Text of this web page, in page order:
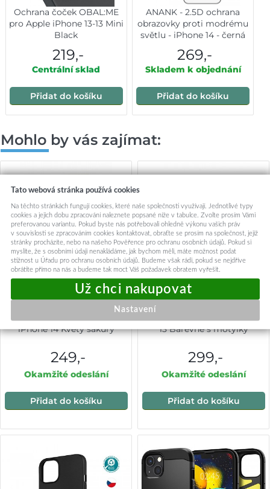
Ochrana čoček OBAL:ME
pro Apple iPhone 13-13 Mini
Black
219,-
Centrální sklad
Přidat do košíku
ANANK - 2.5D ochrana
obrazovky proti modrému
světlu - iPhone 14 - černá
269,-
Skladem k objednání
Přidat do košíku
Mohlo by vás zajímat:
iPhone 14 Květy sakury
249,-
Okamžité odeslání
Přidat do košíku
13 Barevné s motýlky
299,-
Okamžité odeslání
Přidat do košíku
Tato webová stránka používá cookies
Na těchto stránkách fungují cookies, které naše společnosti využívají. Jednotlivé typy
cookies a jejich dobu zpracování naleznete popsané níže v tabulce. Zvolte prosím Vámi
preferovanou variantu. Pokud byste nás potřebovali ohledně výkonu vašich práv
v souvislosti se zpracováním cookies kontaktovat, obraťte se prosím na společnost, jejíž
stránky procházíte, nebo na našeho Pověřence pro ochranu osobních údajů. Pokud si
myslíte, že s osobními údaji nenakládáme, jak bychom měli, máte možnost podat
stížnost u Úřadu pro ochranu osobních údajů. Budeme však rádi, pokud se nejdříve
obrátíte přímo na nás a budeme tak moct Váš požadavek obratem vyřešit.
Nastavení